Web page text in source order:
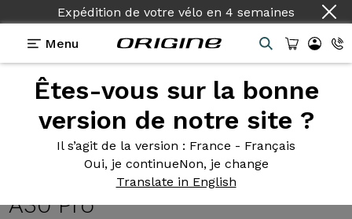
Expédition de votre vélo en 4 semaines
Menu
Êtes-vous sur la bonne
version de notre site ?
Il s’agit de la version : France - Français
Oui, je continueNon, je change
Translate in English
Témoignages>Gravel Graxx - Shimano Grx 820
Gravel Graxx- Shimano Grx
820 mono - Prymahl Vega
A30 Pro